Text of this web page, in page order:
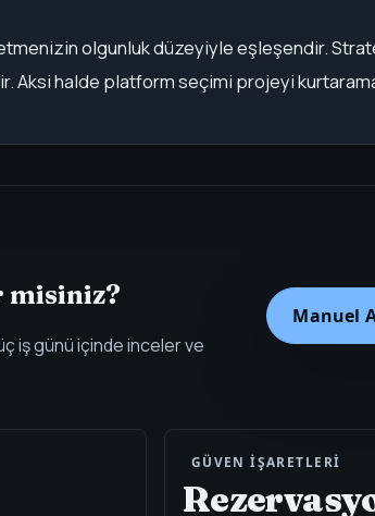
olgunluk düzeyiyle eşleşendir.
Aksi halde platform seçimi projeyi
misiniz?
iş günü içinde inceler ve
Manuel
GÜVEN IŞARETLERI